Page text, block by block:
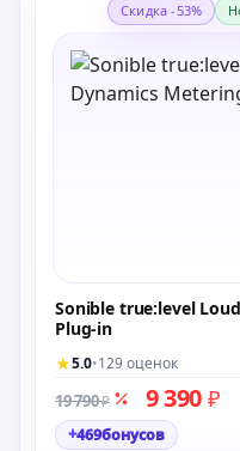
Скидка -53%
Sonible true:level
Plug-in
★5.0•129 оценок
19 790₽ 9 390 ₽
+469бонусов